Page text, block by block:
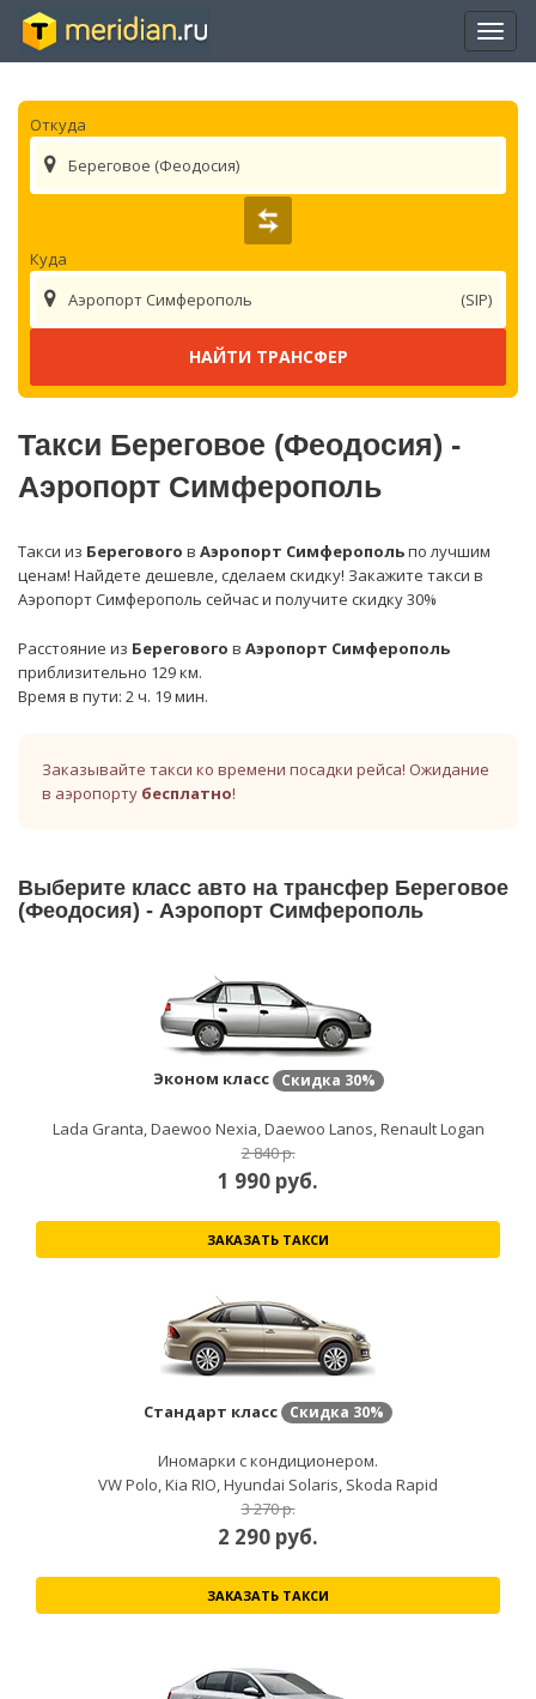
Откуда
Береговое (Феодосия)
Куда
(SIP)
Аэропорт Симферополь
Такси Береговое (Феодосия) -
Аэропорт Симферополь
Такси из Берегового в Аэропорт Симферопольпо лучшим
ценам! Найдете дешевле, сделаем скидку! Закажите такси в
Аэропорт Симферополь сейчас и получите скидку 30%
Расстояние из Берегового в Аэропорт Симферополь
приблизительно 129 км.
Время в пути: 2 ч. 19 мин.
Заказывайте такси ко времени посадки рейса! Ожидание
в аэропорту бесплатно!
Выберите класс авто на трансфер Береговое
(Феодосия) - Аэропорт Симферополь
Эконом класс Скидка 30%
Lada Granta, Daewoo Nexia, Daewoo Lanos, Renault Logan
2 840 р.
1 990 руб.
ЗАКАЗАТЬ ТАКСИ
Стандарт класс Скидка 30%
Иномарки с кондиционером.
VW Polo, Kia RIO, Hyundai Solaris, Skoda Rapid
3 270 р.
2 290 руб.
ЗАКАЗАТЬ ТАКСИ